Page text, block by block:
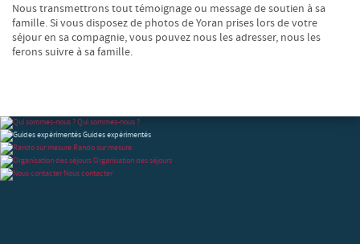
Nous transmettrons tout témoignage ou message de soutien à sa
famille. Si vous disposez de photos de Yoran prises lors de votre
séjour en sa compagnie, vous pouvez nous les adresser, nous les
ferons suivre à sa famille.
Qui sommes-nous ?
Guides expérimentés
Rando sur mesure
Organisation des séjours
Nous contacter